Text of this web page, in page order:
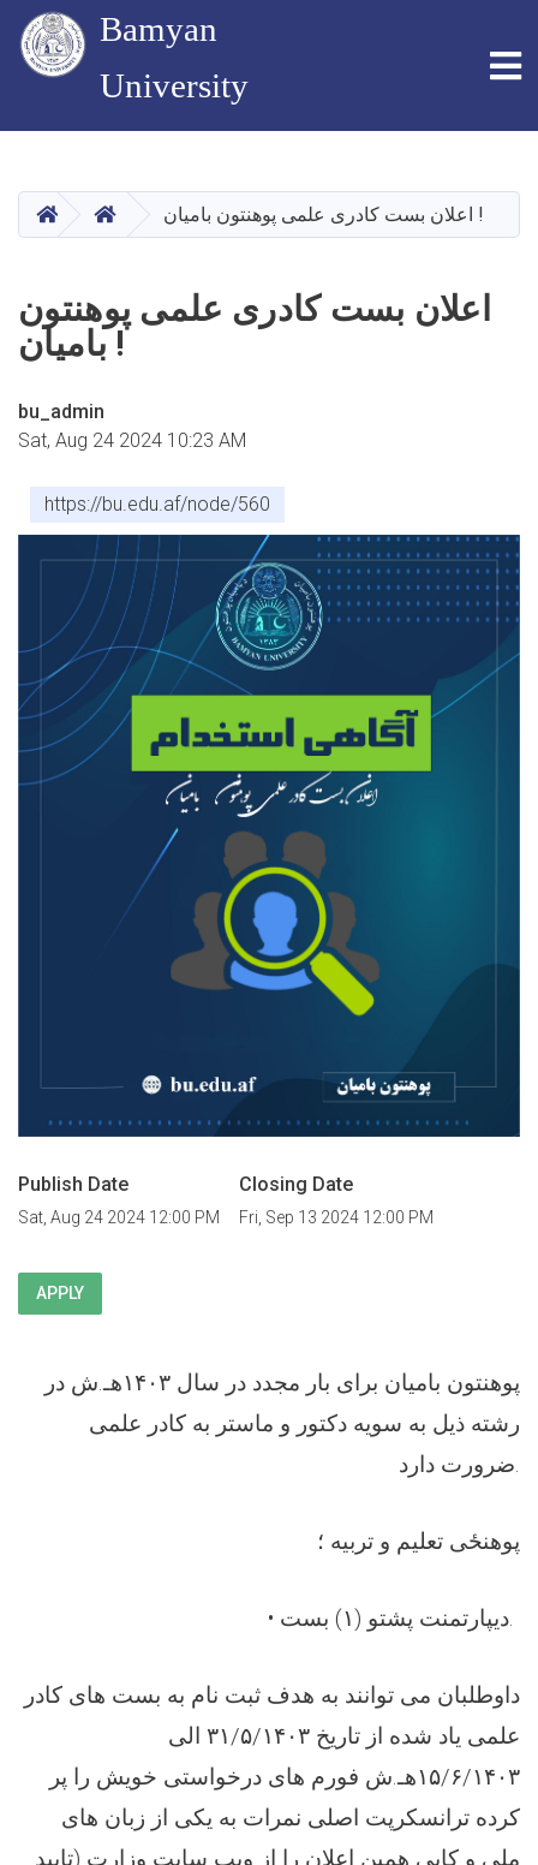
content
Bamyan
University
HOMEHOME اعلان بست کادری علمی پوهنتون بامیان !
اعلان بست کادری علمی پوهنتون
بامیان !
bu_admin
Sat, Aug 24 2024 10:23 AM
https://bu.edu.af/node/560
Publish Date
Sat, Aug 24 2024 12:00 PM
Closing Date
Fri, Sep 13 2024 12:00 PM
APPLY
پوهنتون بامیان برای بار مجدد در سال ۱۴۰۳هـ.ش در
رشته ذيل به سويه دکتور و ماستر به کادر علمی
ضرورت دارد.
پوهنځی تعلیم و تربیه ؛
• دیپارتمنت پشتو (۱) بست.
داوطلبان می توانند به هدف ثبت نام به بست های کادر
علمی یاد شده از تاریخ ۳۱/۵/۱۴۰۳ الی
۱۵/۶/۱۴۰۳هـ.ش فورم های درخواستی خویش را پر
کرده ترانسکرپت اصلی نمرات به یکی از زبان های
ملی و کاپی همین اعلان را از ویب سایت وزارت (تایید